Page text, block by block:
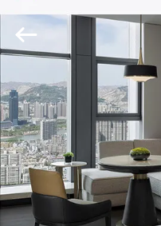
ZU
HAUSE
PRODUKTE
VIDEOS
Rights
Reserved.